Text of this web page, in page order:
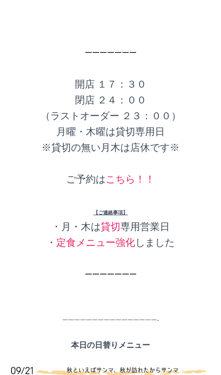
———————
開店 １７：３０
閉店 ２４：００
（ラストオーダー ２３：００）
月曜・木曜は貸切専用日
※貸切の無い月木は店休です※
ご予約はこちら！！
【ご連絡事項】
・月・木は貸切専用営業日
・ 定食メニュー強化しました
———————
————————————————-
本日の日替りメニュー